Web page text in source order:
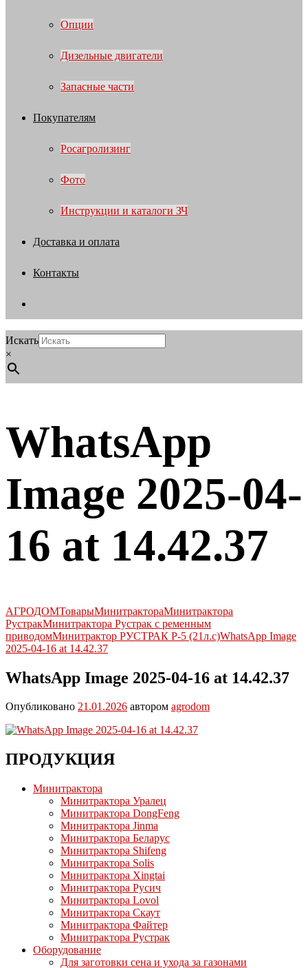
Опции
Дизельные двигатели
Запасные части
Покупателям
Росагролизинг
Фото
Инструкции и каталоги ЗЧ
Доставка и оплата
Контакты
Искать
×
WhatsApp
Image 2025-04-
16 at 14.42.37
АГРОДОМТоварыМинитрактораМинитрактора
РустракМинитрактора Рустрак с ременным
приводомМинитрактор РУСТРАК Р-5 (21л.с)WhatsApp Image
2025-04-16 at 14.42.37
WhatsApp Image 2025-04-16 at 14.42.37
Опубликовано 21.01.2026 автором agrodom
ПРОДУКЦИЯ
Минитрактора
Минитрактора Уралец
Минитрактора DongFeng
Минитрактора Jinma
Минитрактора Беларус
Минитрактора Shifeng
Минитрактора Solis
Минитрактора Xingtai
Минитрактора Русич
Минитрактора Lovol
Минитрактора Скаут
Минитрактора Файтер
Минитрактора Рустрак
Оборудование
Для заготовки сена и ухода за газонами